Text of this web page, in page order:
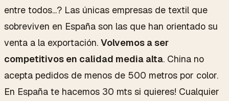
entre todos...? Las únicas empresas de textil que
sobreviven en España son las que han orientado su
venta a la exportación. Volvemos a ser
competitivos en calidad media alta. China no
acepta pedidos de menos de 500 metros por color.
En España te hacemos 30 mts si quieres! Cualquier